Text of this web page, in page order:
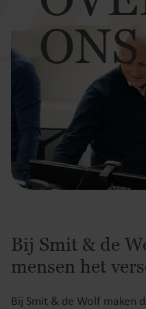
ONS
Bij Smit & de
mensen het
Bij Smit & de Wolf maken